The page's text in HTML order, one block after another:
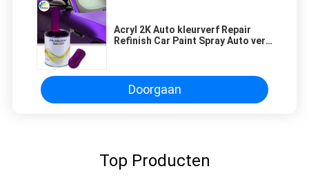
Acryl 2K Auto kleurverf Repair
Refinish Car Paint Spray Auto verf
Doorgaan
Top Producten